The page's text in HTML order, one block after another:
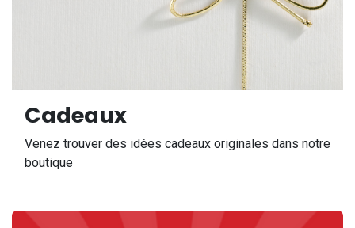
Cadeaux
Venez trouver des idées cadeaux originales dans notre
boutique